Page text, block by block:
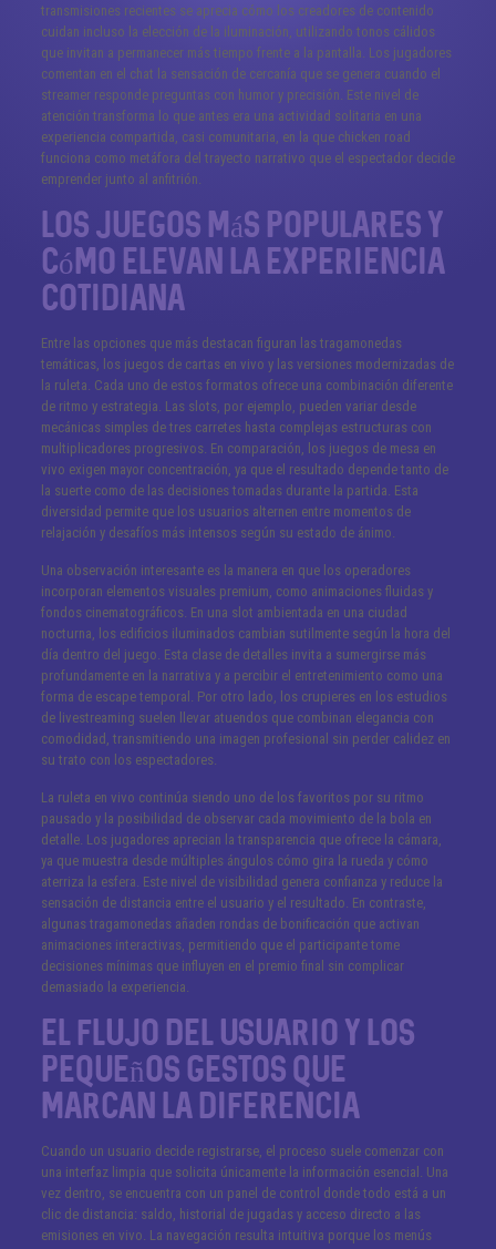
transmisiones recientes se aprecia cómo los creadores de contenido
cuidan incluso la elección de la iluminación, utilizando tonos cálidos
que invitan a permanecer más tiempo frente a la pantalla. Los jugadores
comentan en el chat la sensación de cercanía que se genera cuando el
streamer responde preguntas con humor y precisión. Este nivel de
atención transforma lo que antes era una actividad solitaria en una
experiencia compartida, casi comunitaria, en la que chicken road
funciona como metáfora del trayecto narrativo que el espectador decide
emprender junto al anfitrión.
Los juegos más populares y
cómo elevan la experiencia
cotidiana
Entre las opciones que más destacan figuran las tragamonedas
temáticas, los juegos de cartas en vivo y las versiones modernizadas de
la ruleta. Cada uno de estos formatos ofrece una combinación diferente
de ritmo y estrategia. Las slots, por ejemplo, pueden variar desde
mecánicas simples de tres carretes hasta complejas estructuras con
multiplicadores progresivos. En comparación, los juegos de mesa en
vivo exigen mayor concentración, ya que el resultado depende tanto de
la suerte como de las decisiones tomadas durante la partida. Esta
diversidad permite que los usuarios alternen entre momentos de
relajación y desafíos más intensos según su estado de ánimo.
Una observación interesante es la manera en que los operadores
incorporan elementos visuales premium, como animaciones fluidas y
fondos cinematográficos. En una slot ambientada en una ciudad
nocturna, los edificios iluminados cambian sutilmente según la hora del
día dentro del juego. Esta clase de detalles invita a sumergirse más
profundamente en la narrativa y a percibir el entretenimiento como una
forma de escape temporal. Por otro lado, los crupieres en los estudios
de livestreaming suelen llevar atuendos que combinan elegancia con
comodidad, transmitiendo una imagen profesional sin perder calidez en
su trato con los espectadores.
La ruleta en vivo continúa siendo uno de los favoritos por su ritmo
pausado y la posibilidad de observar cada movimiento de la bola en
detalle. Los jugadores aprecian la transparencia que ofrece la cámara,
ya que muestra desde múltiples ángulos cómo gira la rueda y cómo
aterriza la esfera. Este nivel de visibilidad genera confianza y reduce la
sensación de distancia entre el usuario y el resultado. En contraste,
algunas tragamonedas añaden rondas de bonificación que activan
animaciones interactivas, permitiendo que el participante tome
decisiones mínimas que influyen en el premio final sin complicar
demasiado la experiencia.
El flujo del usuario y los
pequeños gestos que
marcan la diferencia
Cuando un usuario decide registrarse, el proceso suele comenzar con
una interfaz limpia que solicita únicamente la información esencial. Una
vez dentro, se encuentra con un panel de control donde todo está a un
clic de distancia: saldo, historial de jugadas y acceso directo a las
emisiones en vivo. La navegación resulta intuitiva porque los menús